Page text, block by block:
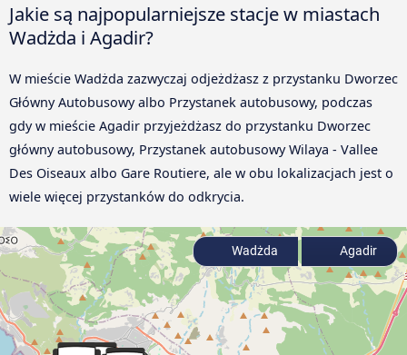
Jakie są najpopularniejsze stacje w miastach
Wadżda i Agadir?
W mieście Wadżda zazwyczaj odjeżdżasz z przystanku Dworzec
Główny Autobusowy albo Przystanek autobusowy, podczas
gdy w mieście Agadir przyjeżdżasz do przystanku Dworzec
główny autobusowy, Przystanek autobusowy Wilaya - Vallee
Des Oiseaux albo Gare Routiere, ale w obu lokalizacjach jest o
wiele więcej przystanków do odkrycia.
Wadżda Agadir